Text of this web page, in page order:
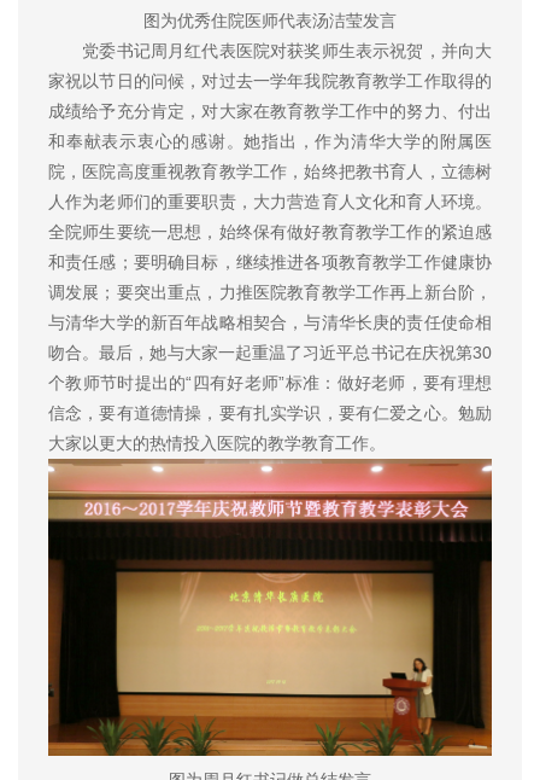
图为优秀住院医师代表汤洁莹发言
党委书记周月红代表医院对获奖师生表示祝贺，并向大
家祝以节日的问候，对过去一学年我院教育教学工作取得的
成绩给予充分肯定，对大家在教育教学工作中的努力、付出
和奉献表示衷心的感谢。她指出，作为清华大学的附属医
院，医院高度重视教育教学工作，始终把教书育人，立德树
人作为老师们的重要职责，大力营造育人文化和育人环境。
全院师生要统一思想，始终保有做好教育教学工作的紧迫感
和责任感；要明确目标，继续推进各项教育教学工作健康协
调发展；要突出重点，力推医院教育教学工作再上新台阶，
与清华大学的新百年战略相契合，与清华长庚的责任使命相
吻合。最后，她与大家一起重温了习近平总书记在庆祝第30
个教师节时提出的“四有好老师”标准：做好老师，要有理想
信念，要有道德情操，要有扎实学识，要有仁爱之心。勉励
大家以更大的热情投入医院的教学教育工作。